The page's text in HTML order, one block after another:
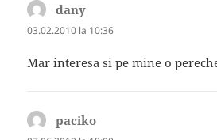
dany
03.02.2010 la 10:36
Mar interesa si pe mine o
paciko